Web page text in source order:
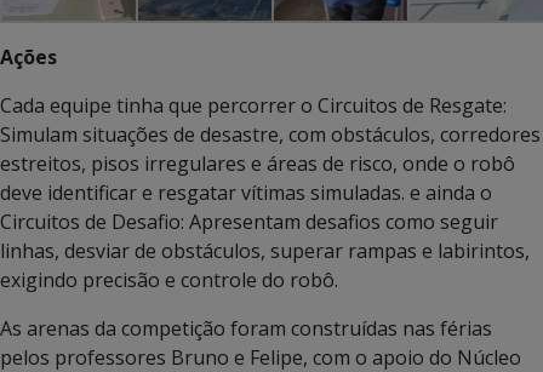
Ações
Cada equipe tinha que percorrer o Circuitos de Resgate:
Simulam situações de desastre, com obstáculos, corredores
estreitos, pisos irregulares e áreas de risco, onde o robô
deve identificar e resgatar vítimas simuladas. e ainda o
Circuitos de Desafio: Apresentam desafios como seguir
linhas, desviar de obstáculos, superar rampas e labirintos,
exigindo precisão e controle do robô.
As arenas da competição foram construídas nas férias
pelos professores Bruno e Felipe, com o apoio do Núcleo